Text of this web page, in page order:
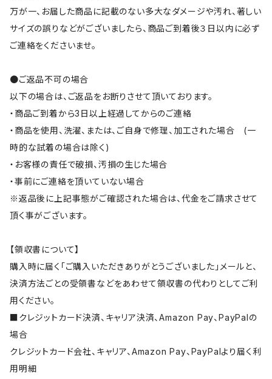
万が一、お届した商品に記載のない多大なダメージや汚れ、著しい
サイズの誤りなどがございましたら、商品ご到着後３日以内に必ず
ご連絡をくださいませ。
●ご返品不可の場合
以下の場合は、ご返品をお断りさせて頂いております。
・商品ご到着から3日以上経過してからのご連絡
・商品を使用、洗濯、または、ご自身で修理、加工された場合 (一
時的な試着の場合は除く)
・お客様の責任で破損、汚損の生じた場合
・事前にご連絡を頂いていない場合
※返品後に上記事態がご確認された場合は、代金をご請求させて
頂く事がございます。
【領収書について】
購入時に届く「ご購入いただきありがとうございました」メールと、
決済方法ごとの受領書などをあわせて領収書の代わりとしてご利
用ください。
■クレジットカード決済、キャリア決済、Amazon Pay、PayPalの
場合
クレジットカード会社、キャリア、Amazon Pay、PayPalより届く利
用明細